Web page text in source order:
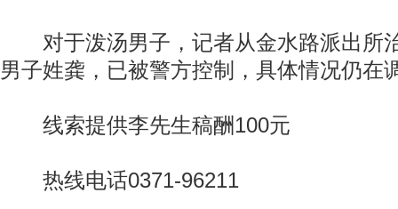
对于泼汤男子，记者从金水路派出所
男子姓龚，已被警方控制，具体情况仍在
线索提供李先生稿酬100元
热线电话0371-96211